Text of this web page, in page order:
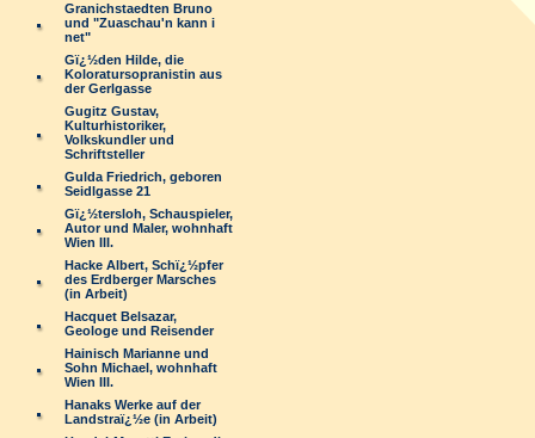
Granichstaedten Bruno
und "Zuaschau'n kann i
net"
Gï¿½den Hilde, die
Koloratursopranistin aus
der Gerlgasse
Gugitz Gustav,
Kulturhistoriker,
Volkskundler und
Schriftsteller
Gulda Friedrich, geboren
Seidlgasse 21
Gï¿½tersloh, Schauspieler,
Autor und Maler, wohnhaft
Wien III.
Hacke Albert, Schï¿½pfer
des Erdberger Marsches
(in Arbeit)
Hacquet Belsazar,
Geologe und Reisender
Hainisch Marianne und
Sohn Michael, wohnhaft
Wien III.
Hanaks Werke auf der
Landstraï¿½e (in Arbeit)